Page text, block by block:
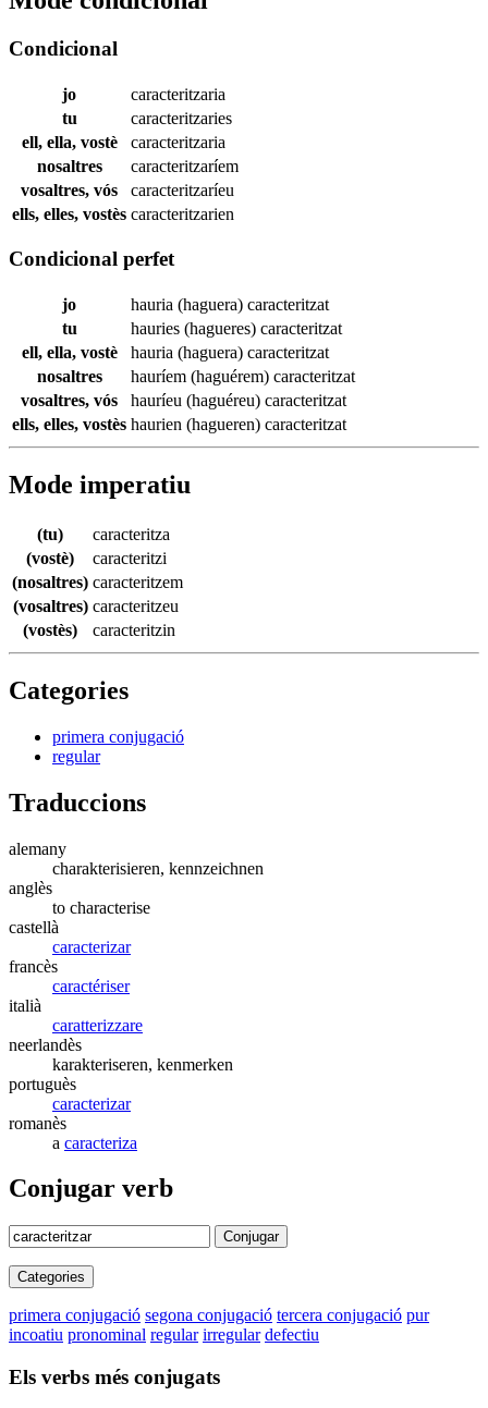
Condicional
jo
caracteritzaria
tu
caracteritzaries
ell, ella, vostè
caracteritzaria
nosaltres
caracteritzaríem
vosaltres, vós
caracteritzaríeu
ells, elles, vostès caracteritzarien
Condicional perfet
jo hauria (haguera) caracteritzat
tu
hauries (hagueres) caracteritzat
ell, ella, vostè
hauria (haguera) caracteritzat
nosaltres
hauríem (haguérem) caracteritzat
vosaltres, vós
hauríeu (haguéreu) caracteritzat
ells, elles, vostès haurien (hagueren) caracteritzat
Mode imperatiu
(tu)
caracteritza
(vostè)
caracteritzi
(nosaltres) caracteritzem
(vosaltres) caracteritzeu
(vostès)
caracteritzin
Categories
primera conjugació
regular
Traduccions
alemany
charakterisieren, kennzeichnen
anglès
to characterise
castellà
caracterizar
francès
caractériser
italià
caratterizzare
neerlandès
karakteriseren, kenmerken
portuguès
caracterizar
romanès
a caracteriza
Conjugar verb
Conjugar
Categories
primera conjugació segona conjugació tercera conjugació pur
incoatiu pronominal regular irregular defectiu
Els verbs més conjugats